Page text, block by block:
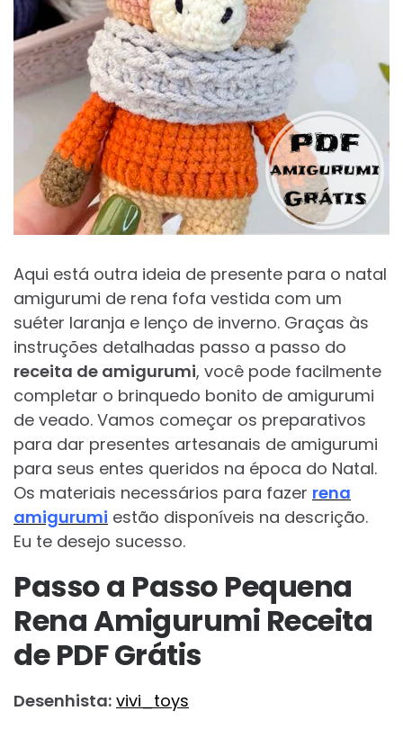
Aqui está outra ideia de presente para o natal
amigurumi de rena fofa vestida com um
suéter laranja e lenço de inverno. Graças às
instruções detalhadas passo a passo do
receita de amigurumi, você pode facilmente
completar o brinquedo bonito de amigurumi
de veado. Vamos começar os preparativos
para dar presentes artesanais de amigurumi
para seus entes queridos na época do Natal.
Os materiais necessários para fazer rena
amigurumi estão disponíveis na descrição.
Eu te desejo sucesso.
Passo a Passo Pequena
Rena Amigurumi Receita
de PDF Grátis
Desenhista: vivi_toys